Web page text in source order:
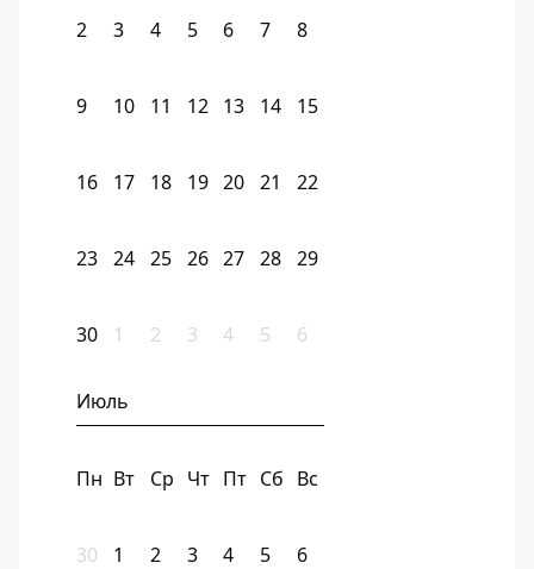
2 3 4 5 6 7 8
9 10 11 12 13 14 15
16 17 18 19 20 21 22
23 24 25 26 27 28 29
30 1 2 3 4 5 6
Июль
Пн Вт Ср Чт Пт Сб Вс
30 1 2 3 4 5 6